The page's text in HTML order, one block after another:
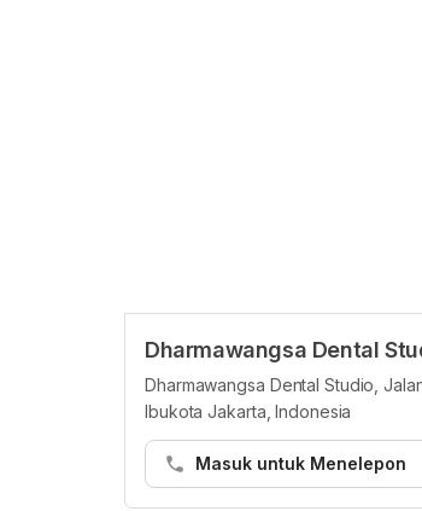
Dharmawangsa Dental
Dharmawangsa Dental Studio,
Ibukota Jakarta, Indonesia
Masuk untuk Menelepon